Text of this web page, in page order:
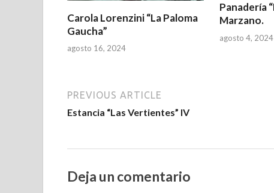
Carola Lorenzini “La Paloma
Gaucha”
agosto 16, 2024
Panadería
Marzano.
agosto 4, 2024
PREVIOUS ARTICLE
Estancia “Las Vertientes” IV
Deja un comentario